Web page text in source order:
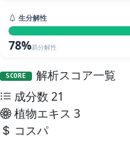
生分解性
78%易分解性
SCORE
解析スコア一覧
成分数21
植物エキス 3
コスパ